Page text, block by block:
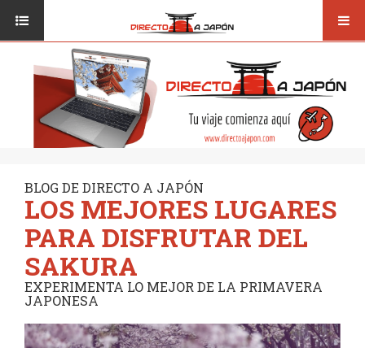
CONSEJOS
DESTINOS
RESTAURANTES
SEGUROS
ISI JAPANESE LANGUAGE SCHOOL
BLOG DE DIRECTO A JAPÓN
LOS MEJORES LUGARES
PARA DISFRUTAR DEL
SAKURA
EXPERIMENTA LO MEJOR DE LA PRIMAVERA
JAPONESA
VIAJAR A JAPÓN
VUELOS
TRANSPORTE
DESTINOS
RUTAS / MAPAS
CULTURA
RESTAURANTES
SEGUROS